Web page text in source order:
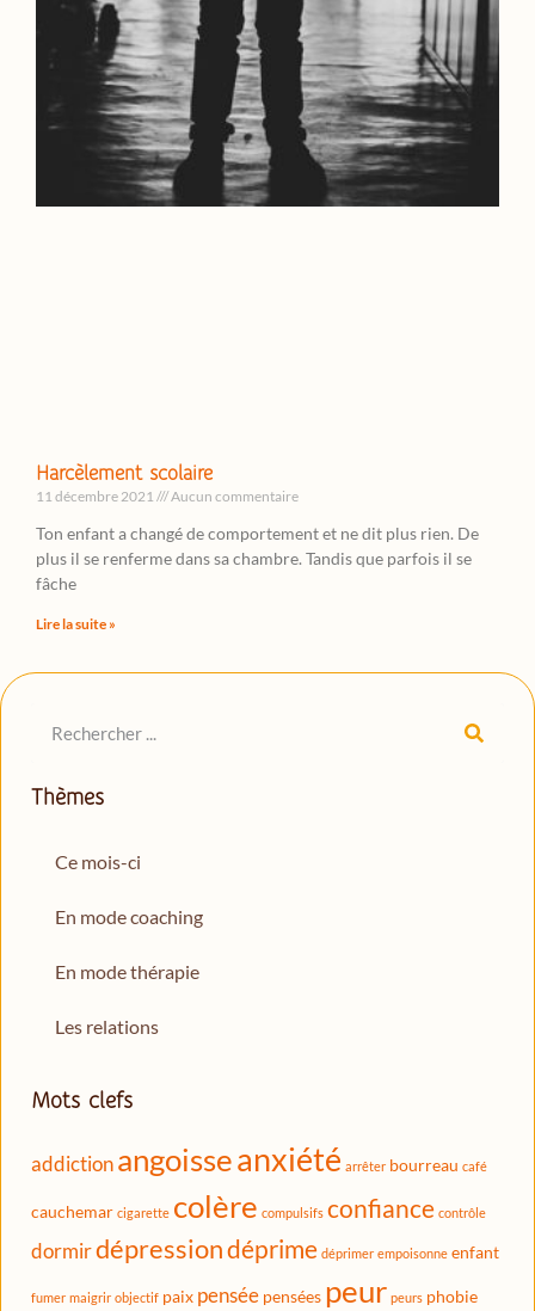
Harcèlement scolaire
11 décembre 2021 Aucun commentaire
Ton enfant a changé de comportement et ne dit plus rien. De
plus il se renferme dans sa chambre. Tandis que parfois il se
fâche
Lire la suite »
Thèmes
Ce mois-ci
En mode coaching
En mode thérapie
Les relations
Mots clefs
addictionangoisseanxiété arrêter bourreau café
cauchemar cigarette colère compulsifs confiance contrôle
dormirdépressiondéprime déprimer empoisonne enfant
fumer maigrir objectif paix pensée pensées peur peurs phobie